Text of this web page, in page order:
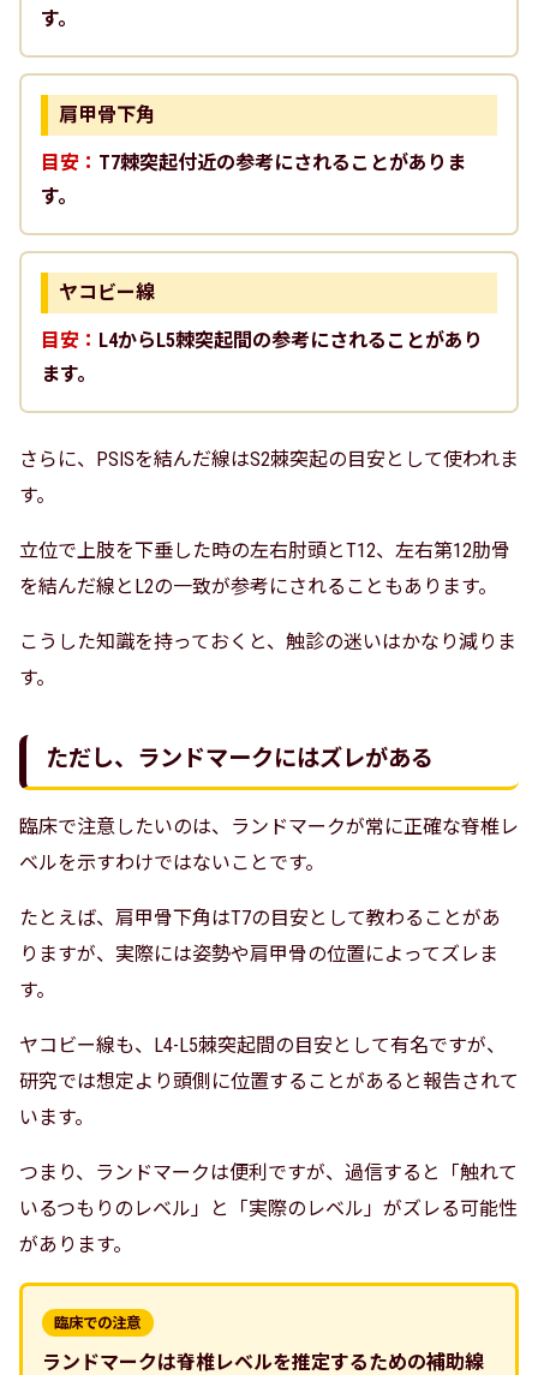
す。
肩甲骨下角
目安： T7棘突起付近の参考にされることがありま
す。
ヤコビー線
目安： L4からL5棘突起間の参考にされることがあり
ます。
さらに、PSISを結んだ線はS2棘突起の目安として使われま
す。
立位で上肢を下垂した時の左右肘頭とT12、左右第12肋骨
を結んだ線とL2の一致が参考にされることもあります。
こうした知識を持っておくと、触診の迷いはかなり減りま
す。
ただし、ランドマークにはズレがある
臨床で注意したいのは、ランドマークが常に正確な脊椎レ
ベルを示すわけではないことです。
たとえば、肩甲骨下角はT7の目安として教わることがあ
りますが、実際には姿勢や肩甲骨の位置によってズレま
す。
ヤコビー線も、L4-L5棘突起間の目安として有名ですが、
研究では想定より頭側に位置することがあると報告されて
います。
つまり、ランドマークは便利ですが、過信すると「触れて
いるつもりのレベル」と「実際のレベル」がズレる可能性
があります。
臨床での注意
ランドマークは脊椎レベルを推定するための補助線